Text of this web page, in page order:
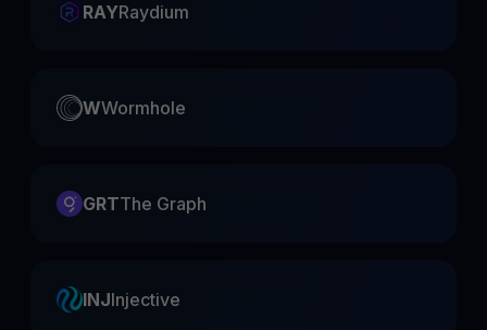
RAYRaydium
WWormhole
GRTThe Graph
INJInjective